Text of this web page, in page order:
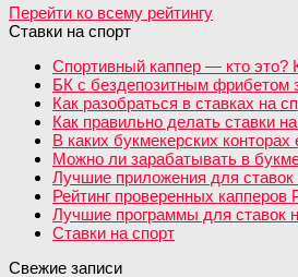
Перейти ко всему рейтингу
Ставки на спорт
Спортивный каппер — кто это?
БК с бездепозитным фрибетом
Как разобраться в ставках на
Как правильно делать ставки
В каких букмекерских
Можно ли зарабатывать в
Лучшие приложения для ставок
Рейтинг проверенных капперов
Лучшие программы для ставок
Ставки на спорт
Свежие записи